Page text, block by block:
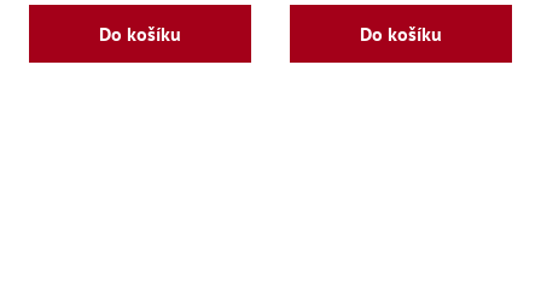
Do košíku Do košíku